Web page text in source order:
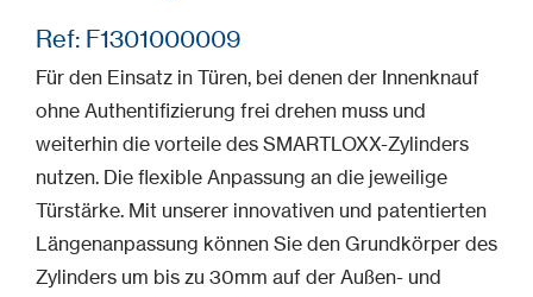
Ref: F1301000009
Für den Einsatz in Türen, bei denen der Innenknauf
ohne Authentifizierung frei drehen muss und
weiterhin die vorteile des SMARTLOXX-Zylinders
nutzen. Die flexible Anpassung an die jeweilige
Türstärke. Mit unserer innovativen und patentierten
Längenanpassung können Sie den Grundkörper des
Zylinders um bis zu 30mm auf der Außen- und